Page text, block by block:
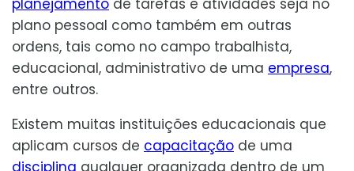
plano pessoal como também em outras
ordens, tais como no campo trabalhista,
educacional, administrativo de uma empresa,
entre outros.
Existem muitas instituições educacionais que
aplicam cursos de capacitação de uma
disciplina qualquer organizada dentro de um